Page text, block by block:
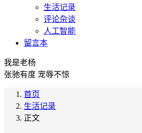
生活记录
评论杂谈
人工智能
留言本
我是老杨
张驰有度 宠辱不惊
首页
生活记录
正文